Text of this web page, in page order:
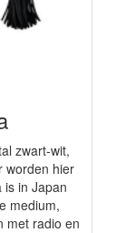
zwart-wit,
worden hier
is in Japan
medium,
met radio en